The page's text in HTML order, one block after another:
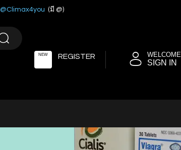
@Climax4you (มี @)
NEW REGISTER WELCOME
SIGN IN